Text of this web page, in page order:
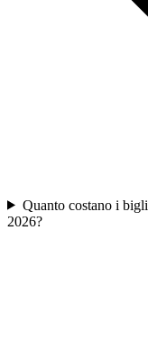
Quanto costano i
2026?